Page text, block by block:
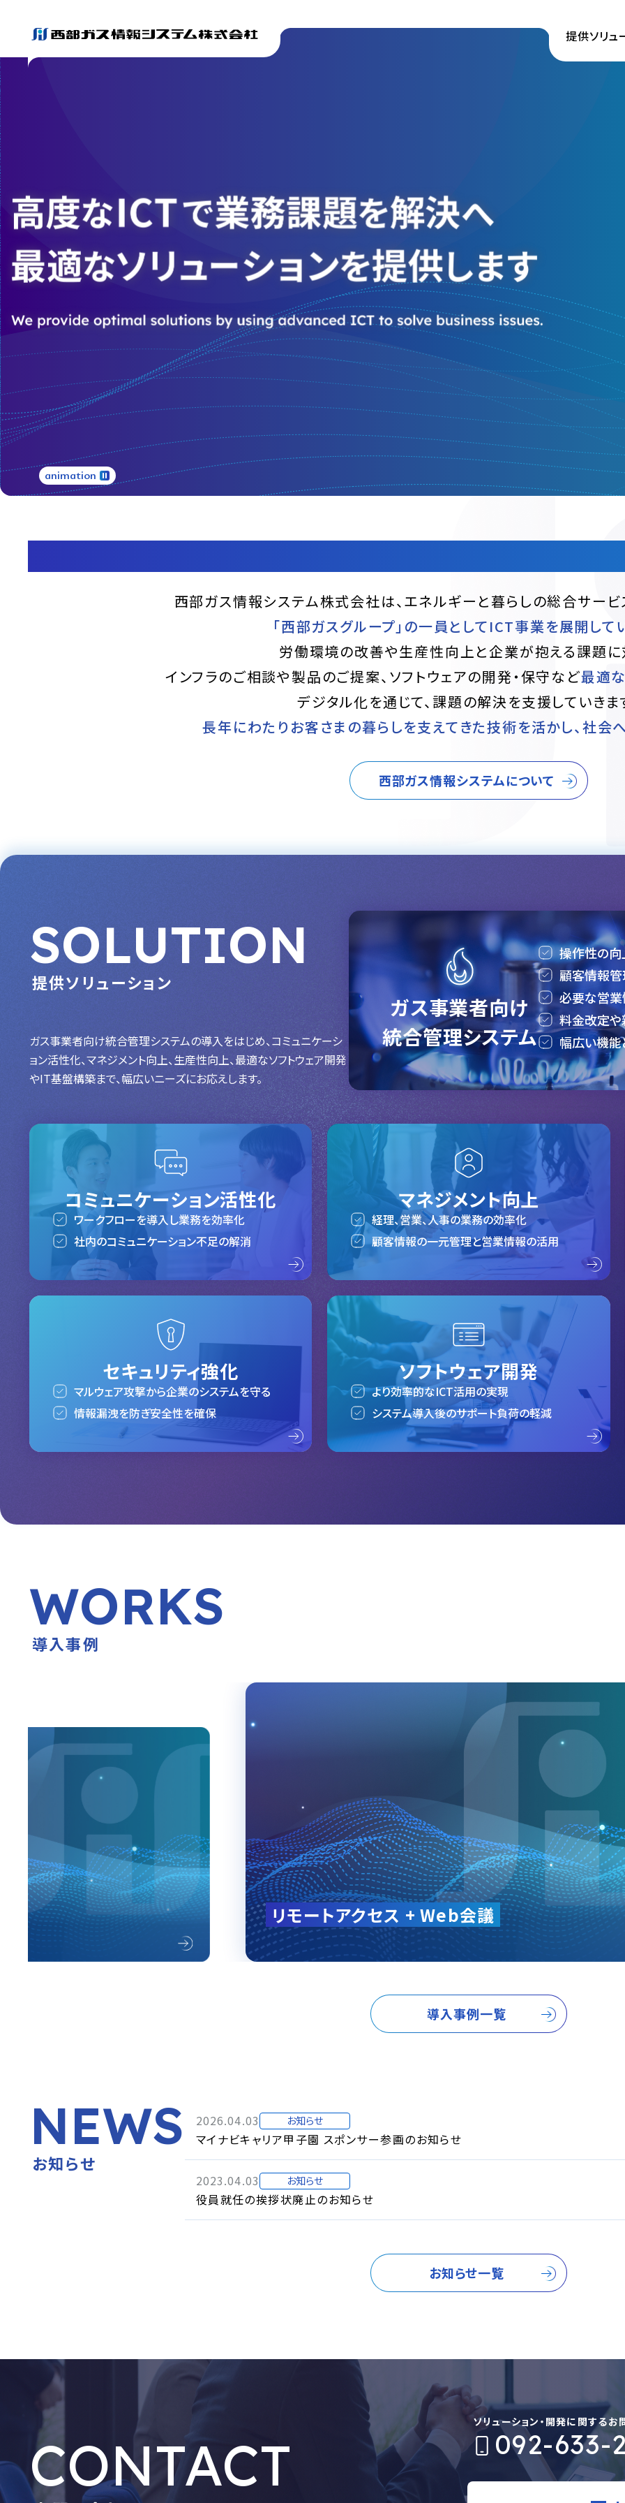
提供ソリュ
animation
西部ガス情報システム株式会社は、エネルギーと暮らしの総合サー
「西部ガスグループ」の一員としてICT事業を展開して
労働環境の改善や生産性向上と企業が抱える課題に
インフラのご相談や製品のご提案、ソフトウェアの開発・保守など最適
デジタル化を通じて、課題の解決を支援していきま
長年にわたりお客さまの暮らしを支えてきた技術を活かし、社会
西部ガス情報システムについて
SOLUTION
提供ソリューション
ガス事業者向け統合管理システムの導入をはじめ、コミュニケーシ
ョン活性化、マネジメント向上、生産性向上、最適なソフトウェア開発
やIT基盤構築まで、幅広いニーズにお応えします。
ガス事業者向け
統合管理システム
操作性の
顧客情報
必要な営
料金改定や
幅広い機
コミュニケーション活性化
ワークフローを導入し業務を効率化
社内のコミュニケーション不足の解消
マネジメント向上
経理、営業、人事の業務の効率化
顧客情報の一元管理と営業情報の活用
セキュリティ強化
マルウェア攻撃から企業のシステムを守る
情報漏洩を防ぎ安全性を確保
ソフトウェア開発
より効率的なICT活用の実現
システム導入後のサポート負荷の軽減
WORKS
導入事例
会議 グループウェア
導入事例一覧
NEWS
お知らせ
2026.04.03 お知らせ
マイナビキャリア甲子園 スポンサー参画のお知らせ
2023.04.03 お知らせ
役員就任の挨拶状廃止のお知らせ
お知らせ一覧
CONTACT
ソリューション・開発に関する
092-633-